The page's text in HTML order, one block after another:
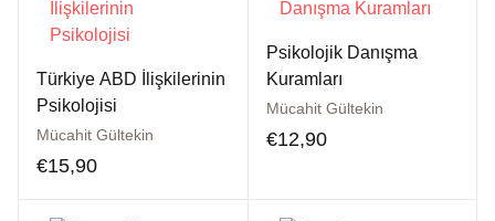
Siyasi
Tarih
Türkiye ABD İlişkilerinin
Psikolojisi
Mücahit Gültekin
€15,90
Psikolojik Danışma
Kuramları
Mücahit Gültekin
€12,90